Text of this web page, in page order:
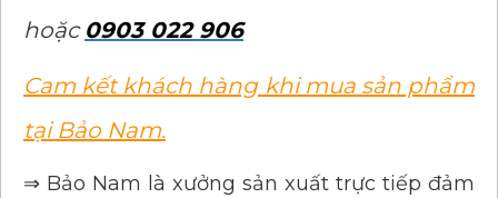
hoặc 0903 022 906
Cam kết khách hàng khi mua sản phẩm
tại Bảo Nam.
⇒ Bảo Nam là xưởng sản xuất trực tiếp đảm